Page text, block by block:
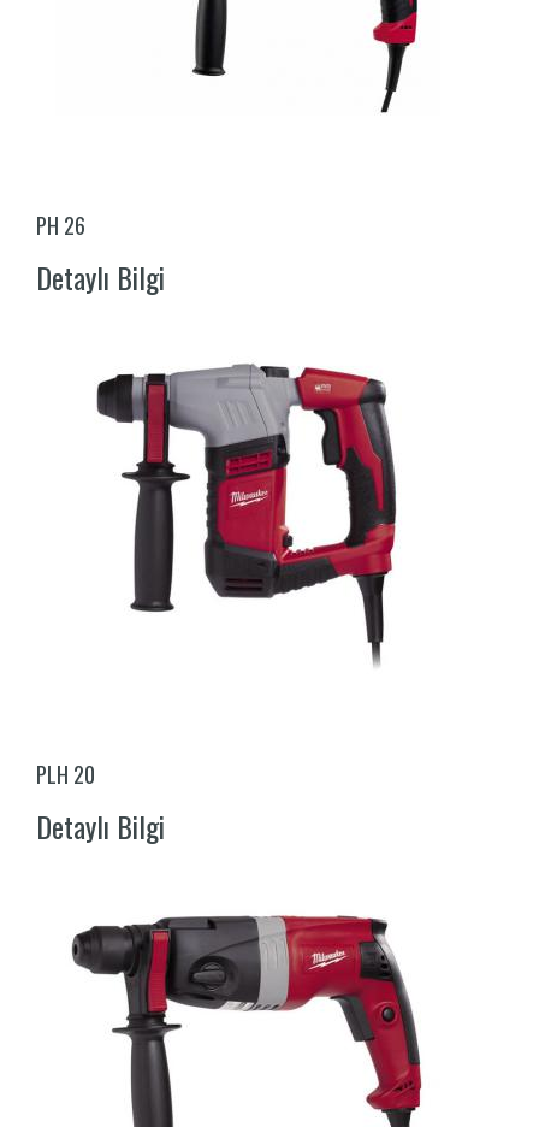
PH 26
Detaylı Bilgi
PLH 20
Detaylı Bilgi